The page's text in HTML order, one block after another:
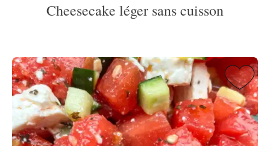
Cheesecake léger sans cuisson